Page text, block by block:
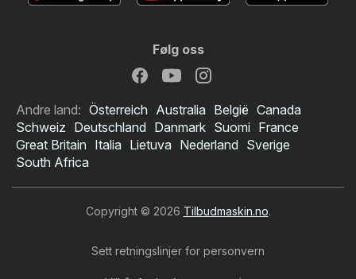
Følg oss
Andre land: Österreich Australia België Canada
Schweiz Deutschland Danmark Suomi France
Great Britain Italia Lietuva Nederland Sverige
South Africa
Copyright © 2026 Tilbudmaskin.no.
Sett retningslinjer for personvern